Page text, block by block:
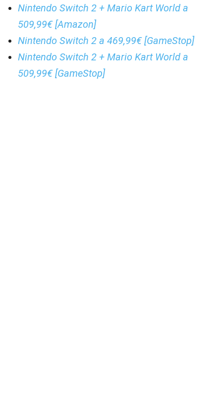
Nintendo Switch 2 + Mario Kart World a
509,99€ [Amazon]
Nintendo Switch 2 a 469,99€ [GameStop]
Nintendo Switch 2 + Mario Kart World a
509,99€ [GameStop]